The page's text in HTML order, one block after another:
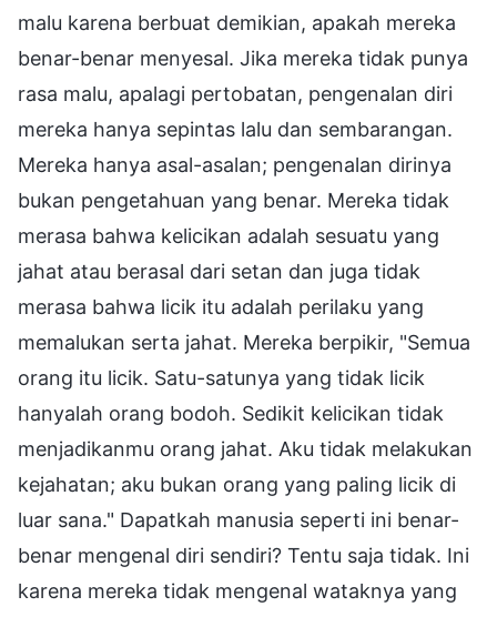
malu karena berbuat demikian, apakah mereka
benar-benar menyesal. Jika mereka tidak punya
rasa malu, apalagi pertobatan, pengenalan diri
mereka hanya sepintas lalu dan sembarangan.
Mereka hanya asal-asalan; pengenalan dirinya
bukan pengetahuan yang benar. Mereka tidak
merasa bahwa kelicikan adalah sesuatu yang
jahat atau berasal dari setan dan juga tidak
merasa bahwa licik itu adalah perilaku yang
memalukan serta jahat. Mereka berpikir, "Semua
orang itu licik. Satu-satunya yang tidak licik
hanyalah orang bodoh. Sedikit kelicikan tidak
menjadikanmu orang jahat. Aku tidak melakukan
kejahatan; aku bukan orang yang paling licik di
luar sana." Dapatkah manusia seperti ini benar-
benar mengenal diri sendiri? Tentu saja tidak. Ini
karena mereka tidak mengenal wataknya yang